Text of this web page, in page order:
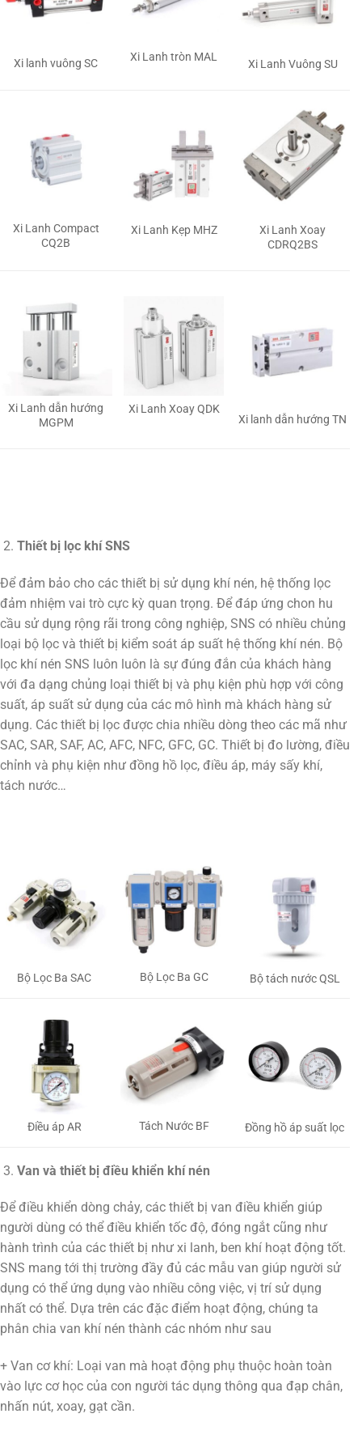
Xi lanh vuông SC Xi Lanh tròn MAL
Xi Lanh Vuông SU
Xi Lanh Compact
CQ2B
Xi Lanh Kẹp MHZ
Xi Lanh Xoay
CDRQ2BS
Xi Lanh dẫn hướng
MGPM
Xi Lanh Xoay QDK
Xi lanh dẫn hướng TN
Thiết bị lọc khí SNS
Để đảm bảo cho các thiết bị sử dụng khí nén, hệ thống lọc
đảm nhiệm vai trò cực kỳ quan trọng. Để đáp ứng chon hu
cầu sử dụng rộng rãi trong công nghiệp, SNS có nhiều chủng
loại bộ lọc và thiết bị kiểm soát áp suất hệ thống khí nén. Bộ
lọc khí nén SNS luôn luôn là sự đúng đắn của khách hàng
với đa dạng chủng loại thiết bị và phụ kiện phù hợp với công
suất, áp suất sử dụng của các mô hình mà khách hàng sử
dụng. Các thiết bị lọc được chia nhiều dòng theo các mã như
SAC, SAR, SAF, AC, AFC, NFC, GFC, GC. Thiết bị đo lường, điều
chỉnh và phụ kiện như đồng hồ lọc, điều áp, máy sấy khí,
tách nước…
Bộ Lọc Ba SAC Bộ Lọc Ba GC Bộ tách nước QSL
Điều áp AR Tách Nước BF Đồng hồ áp suất lọc
Van và thiết bị điều khiển khí nén
Để điều khiển dòng chảy, các thiết bị van điều khiển giúp
người dùng có thể điều khiển tốc độ, đóng ngắt cũng như
hành trình của các thiết bị như xi lanh, ben khí hoạt động tốt.
SNS mang tới thị trường đầy đủ các mẫu van giúp người sử
dụng có thể ứng dụng vào nhiều công việc, vị trí sử dụng
nhất có thể. Dựa trên các đặc điểm hoạt động, chúng ta
phân chia van khí nén thành các nhóm như sau
+ Van cơ khí: Loại van mà hoạt động phụ thuộc hoàn toàn
vào lực cơ học của con người tác dụng thông qua đạp chân,
nhấn nút, xoay, gạt cần.